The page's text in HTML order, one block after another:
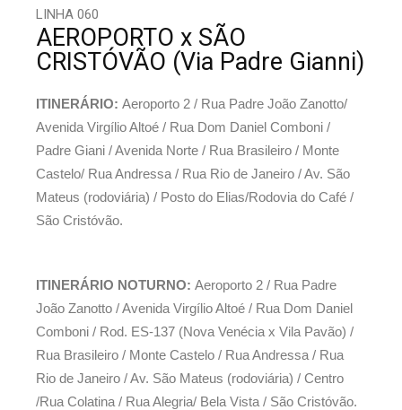
LINHA 060
AEROPORTO x SÃO
CRISTÓVÃO (Via Padre Gianni)
ITINERÁRIO: Aeroporto 2 / Rua Padre João Zanotto/
Avenida Virgílio Altoé / Rua Dom Daniel Comboni /
Padre Giani / Avenida Norte / Rua Brasileiro / Monte
Castelo/ Rua Andressa / Rua Rio de Janeiro / Av. São
Mateus (rodoviária) / Posto do Elias/Rodovia do Café /
São Cristóvão.
ITINERÁRIO NOTURNO: Aeroporto 2 / Rua Padre
João Zanotto / Avenida Virgílio Altoé / Rua Dom Daniel
Comboni / Rod. ES-137 (Nova Venécia x Vila Pavão) /
Rua Brasileiro / Monte Castelo / Rua Andressa / Rua
Rio de Janeiro / Av. São Mateus (rodoviária) / Centro
/Rua Colatina / Rua Alegria/ Bela Vista / São Cristóvão.